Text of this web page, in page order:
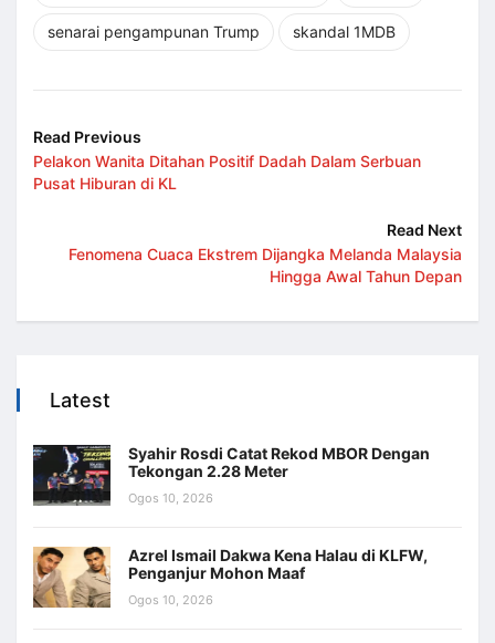
senarai pengampunan Trump skandal 1MDB
Read Previous
Pelakon Wanita Ditahan Positif Dadah Dalam Serbuan
Pusat Hiburan di KL
Read Next
Fenomena Cuaca Ekstrem Dijangka Melanda Malaysia
Hingga Awal Tahun Depan
Latest
Syahir Rosdi Catat Rekod MBOR Dengan
Tekongan 2.28 Meter
Ogos 10, 2026
Azrel Ismail Dakwa Kena Halau di KLFW,
Penganjur Mohon Maaf
Ogos 10, 2026